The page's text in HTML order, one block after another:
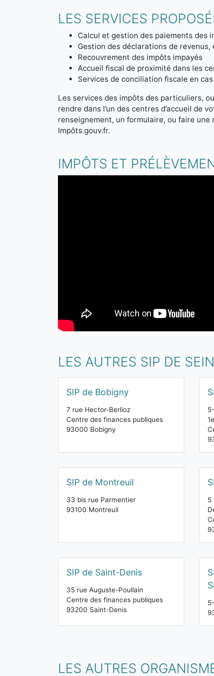
LES SERVICES
Calcul et gestion des paiements des
Gestion des déclarations de
Recouvrement des impôts impayés
Accueil fiscal de proximité dans les
Services de conciliation fiscale en
Les services des impôts des particuliers,
rendre dans l’un des centres d’accueil de
renseignement, un formulaire, ou faire
Impôts.gouv.fr.
IMPÔTS ET
LES AUTRES SIP DE
SIP de Bobigny
7 rue Hector-Berlioz
Centre des finances publiques
93000 Bobigny
SIP de Montreuil
33 bis rue Parmentier
93100 Montreuil
5
SIP de Saint-Denis
35 rue Auguste-Poullain
Centre des finances publiques
93200 Saint-Denis
LES AUTRES